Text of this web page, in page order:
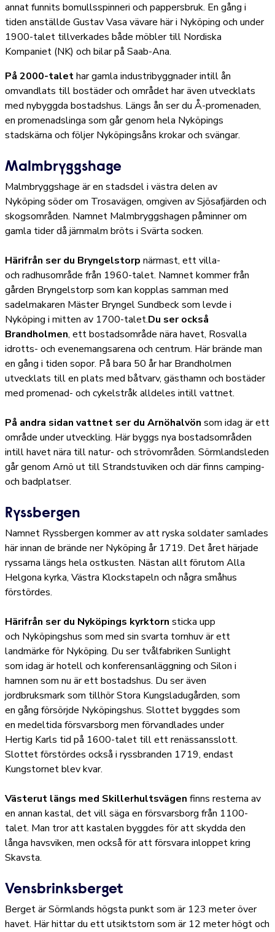
annat funnits bomullsspinneri och pappersbruk. En gång i
tiden anställde Gustav Vasa vävare här i Nyköping och under
1900-talet tillverkades både möbler till Nordiska
Kompaniet (NK) och bilar på Saab-Ana.
På 2000-talethar gamla industribyggnader intill ån
omvandlats till bostäder och området har även utvecklats
med nybyggda bostadshus. Längs ån ser du Å-promenaden,
en promenadslinga som går genom hela Nyköpings
stadskärna och följer Nyköpingsåns krokar och svängar.
Malmbryggshage
Malmbryggshage är en stadsdel i västra delen av
Nyköping söder om Trosavägen, omgiven av Sjösafjärden och
skogsområden. Namnet Malmbryggshagen påminner om
gamla tider då järnmalm bröts i Svärta socken.
Härifrån ser du Bryngelstorp närmast, ett villa-
och radhusområde från 1960-talet. Namnet kommer från
gården Bryngelstorp som kan kopplas samman med
sadelmakaren Mäster Bryngel Sundbeck som levde i
Nyköping i mitten av 1700-talet.Du ser också
Brandholmen, ett bostadsområde nära havet, Rosvalla
idrotts- och evenemangsarena och centrum. Här brände man
en gång i tiden sopor. På bara 50 år har Brandholmen
utvecklats till en plats med båtvarv, gästhamn och bostäder
med promenad- och cykelstråk alldeles intill vattnet.
På andra sidan vattnet ser du Arnöhalvön som idag är ett
område under utveckling. Här byggs nya bostadsområden
intill havet nära till natur- och strövområden. Sörmlandsleden
går genom Arnö ut till Strandstuviken och där finns camping-
och badplatser.
Ryssbergen
Namnet Ryssbergen kommer av att ryska soldater samlades
här innan de brände ner Nyköping år 1719. Det året härjade
ryssarna längs hela ostkusten. Nästan allt förutom Alla
Helgona kyrka, Västra Klockstapeln och några småhus
förstördes.
Härifrån ser du Nyköpings kyrktorn sticka upp
och Nyköpingshus som med sin svarta tornhuv är ett
landmärke för Nyköping. Du ser tvålfabriken Sunlight
som idag är hotell och konferensanläggning och Silon i
hamnen som nu är ett bostadshus. Du ser även
jordbruksmark som tillhör Stora Kungsladugården, som
en gång försörjde Nyköpingshus. Slottet byggdes som
en medeltida försvarsborg men förvandlades under
Hertig Karls tid på 1600-talet till ett renässansslott.
Slottet förstördes också i ryssbranden 1719, endast
Kungstornet blev kvar.
Västerut längs med Skillerhultsvägen finns resterna av
en annan kastal, det vill säga en försvarsborg från 1100-
talet. Man tror att kastalen byggdes för att skydda den
långa havsviken, men också för att försvara inloppet kring
Skavsta.
Vensbrinksberget
Berget är Sörmlands högsta punkt som är 123 meter över
havet. Här hittar du ett utsiktstorn som är 12 meter högt och